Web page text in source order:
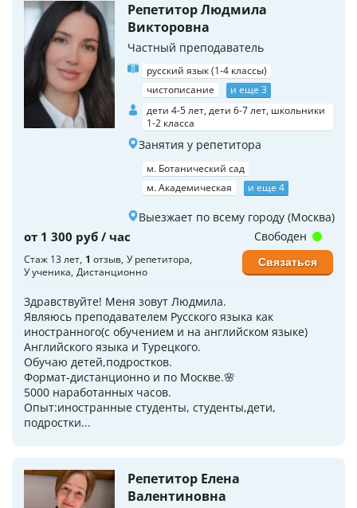
Репетитор Людмила
Викторовна
Частный преподаватель
русский язык (1-4 классы)
чистописание
и еще 3
дети 4-5 лет, дети 6-7 лет, школьники
1-2 класса
Занятия у репетитора
м. Ботанический сад
м. Академическая
и еще 4
Выезжает по всему городу (Москва)
от 1 300 руб / час
Стаж 13 лет 1 отзыв У репетитора
У ученика Дистанционно
Здравствуйте! Меня зовут Людмила.
Являюсь преподавателем Русского языка как
иностранного(с обучением и на английском языке)
Английского языка и Турецкого.
Обучаю детей,подростков.
Формат-дистанционно и по Москве.🌸
5000 наработанных часов.
Опыт:иностранные студенты, студенты,дети,
подростки...
Свободен
Связаться
Репетитор Елена
Валентиновна